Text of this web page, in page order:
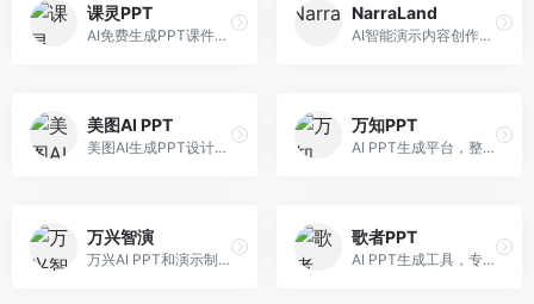
课灵PPT
AI免费生成PPT课件平台，专注于教育场景。面向教师和教育工作者，提供课件生成、教学设计、模板选择等服务，教育适配性强。
NarraLand
AI智能演示内容创作平台，专注于叙事演示。面向内容创作者，提供故事创作、演示生成、动画设计等服务，演示内容生动有趣。
美图AI PPT
美图AI生成PPT设计工具，整合图像处理能力。面向设计师和职场人士，提供PPT生成、图片美化、设计优化等服务，视觉设计美观。
万知PPT
AI PPT生成平台，整合知识库与创作功能。面向职场人士，支持内容检索、PPT生成、设计优化等服务，知识整合能力强。
万兴智演
万兴AI PPT和演示制作软件，整合视频演示功能。面向职场人士和教育工作者，提供PPT生成、演示录制、视频制作等服务，演示功能完善。
歌者PPT
AI PPT生成工具，专注于演示文稿智能创作。面向职场人士，支持主题输入、内容生成、设计美化等功能，PPT制作效率高。